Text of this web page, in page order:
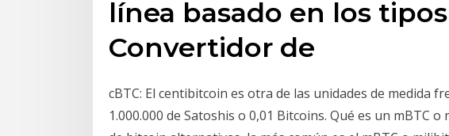
línea basado en los
Convertidor de
cBTC: El centibitcoin es otra de las unidades de medida
1.000.000 de Satoshis o 0,01 Bitcoins. Qué es un mBTC